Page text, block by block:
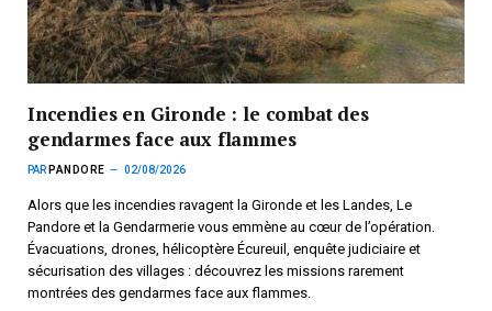
Incendies en Gironde : le combat des
gendarmes face aux flammes
PAR PANDORE 02/08/2026
Alors que les incendies ravagent la Gironde et les Landes, Le
Pandore et la Gendarmerie vous emmène au cœur de l’opération.
Évacuations, drones, hélicoptère Écureuil, enquête judiciaire et
sécurisation des villages : découvrez les missions rarement
montrées des gendarmes face aux flammes.